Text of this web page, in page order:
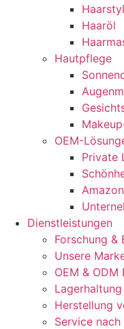
Haaröl
Hautpflege
OEM-
Private
Dienstleistungen
Forschung &
Unsere
OEM &
Herstellung
Service